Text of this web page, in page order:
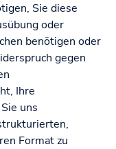
Sie diese
oder
benötigen oder
gegen
Ihre
uns
Format zu